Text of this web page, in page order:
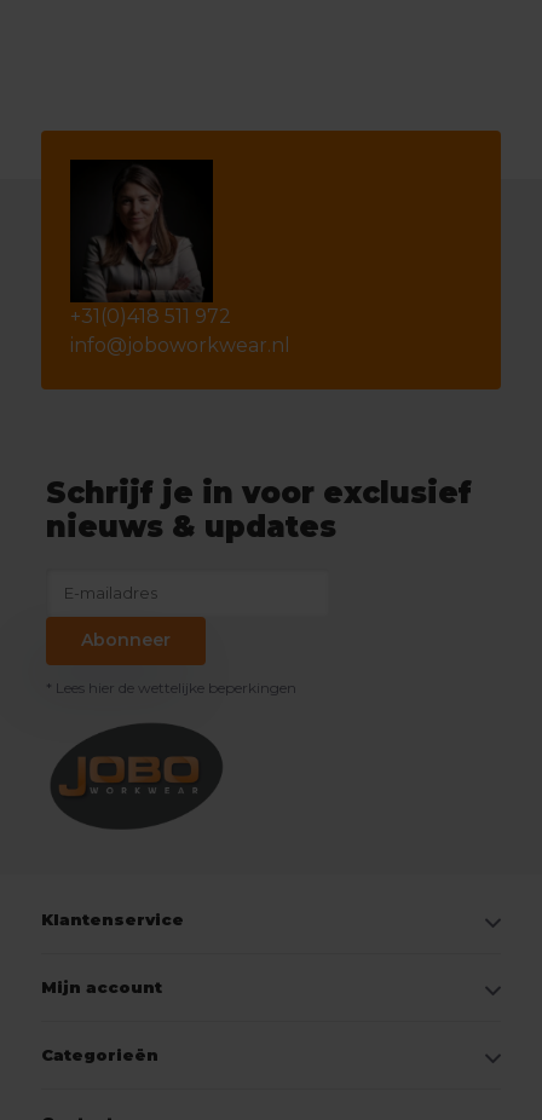
+31(0)418 511 972
info@joboworkwear.nl
Schrijf je in voor exclusief
nieuws & updates
Abonneer
* Lees hier de wettelijke beperkingen
Klantenservice
Mijn account
Categorieën